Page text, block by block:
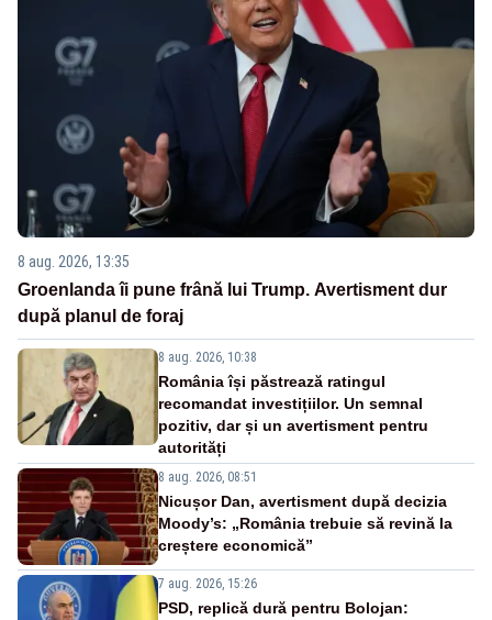
8 aug. 2026, 13:35
Groenlanda îi pune frână lui Trump. Avertisment dur
după planul de foraj
8 aug. 2026, 10:38
România își păstrează ratingul
recomandat investițiilor. Un semnal
pozitiv, dar și un avertisment pentru
autorități
8 aug. 2026, 08:51
Nicușor Dan, avertisment după decizia
Moody’s: „România trebuie să revină la
creștere economică”
7 aug. 2026, 15:26
PSD, replică dură pentru Bolojan: